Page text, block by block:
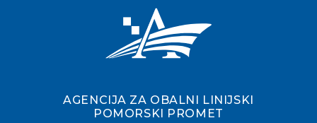
AGENCIJA ZA OBALNI LINIJSKI
POMORSKI PROMET